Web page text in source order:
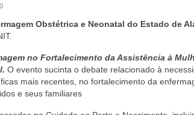
0
Obstétrica e Neonatal do Estado de
no Fortalecimento da Assistência à
O evento sucinta o debate relacionado à
mais recentes, no fortalecimento da
e seus familiares